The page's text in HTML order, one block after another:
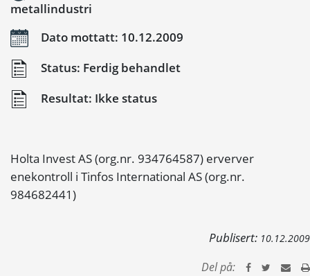
metallindustri
Dato mottatt: 10.12.2009
Status: Ferdig behandlet
Resultat: Ikke status
Holta Invest AS (org.nr. 934764587) erverver
enekontroll i Tinfos International AS (org.nr.
984682441)
Publisert: 10.12.2009
Del på: